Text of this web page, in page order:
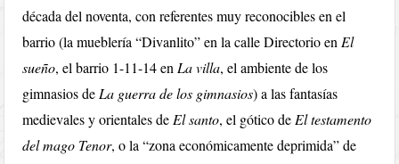
década del noventa, con referentes muy reconocibles en el
barrio (la mueblería “Divanlito” en la calle Directorio en El
sueño, el barrio 1-11-14 en La villa, el ambiente de los
gimnasios de La guerra de los gimnasios) a las fantasías
medievales y orientales de El santo, el gótico de El testamento
del mago Tenor, o la “zona económicamente deprimida” de